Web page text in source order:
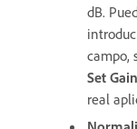
dB.
campo,
Set
real